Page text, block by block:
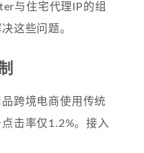
与住宅代理IP的组
这些问题。
跨境电商使用传统
击率仅1.2%。接入